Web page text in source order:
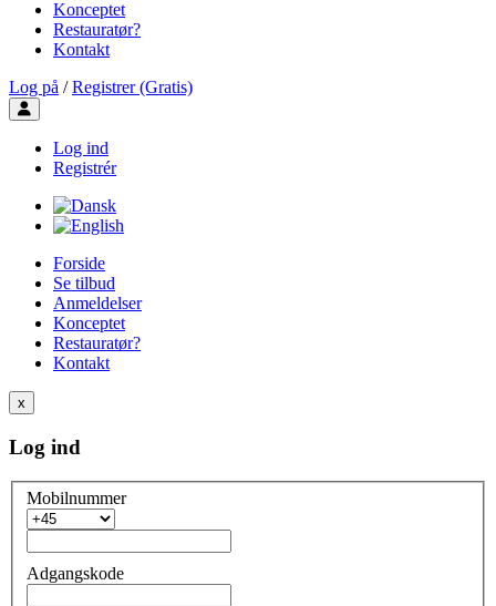
Konceptet
Restauratør?
Kontakt
Log på / Registrer (Gratis)
Toggle user menu
Log ind
Registrér
Forside
Se tilbud
Anmeldelser
Konceptet
Restauratør?
Kontakt
x
Log ind
Mobilnummer
Adgangskode